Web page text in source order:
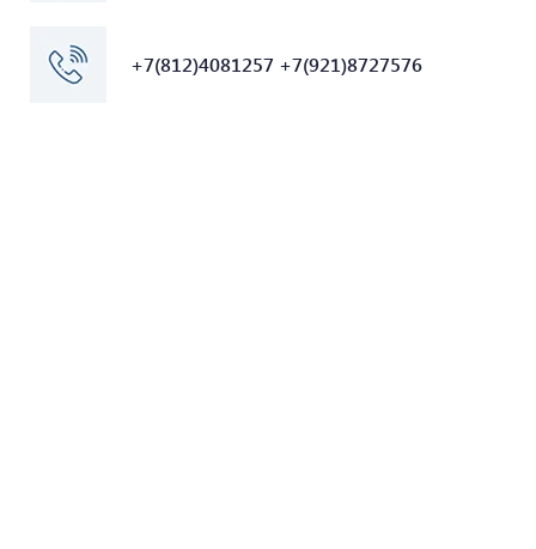
+7(812)4081257 +7(921)8727576